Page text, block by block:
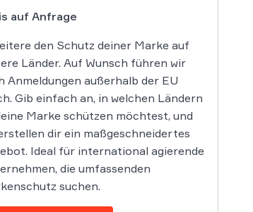
auf Anfrage
den Schutz deiner Marke auf
Länder. Auf Wunsch führen wir
Anmeldungen außerhalb der EU
Gib einfach an, in welchen Ländern
Marke schützen möchtest, und
dir ein maßgeschneidertes
Ideal für international agierende
die umfassenden
suchen.